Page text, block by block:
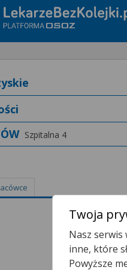
Szpitalna 4
Twoja
Nasz serwis
inne, które
Powyższe